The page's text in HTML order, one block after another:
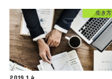
生き方